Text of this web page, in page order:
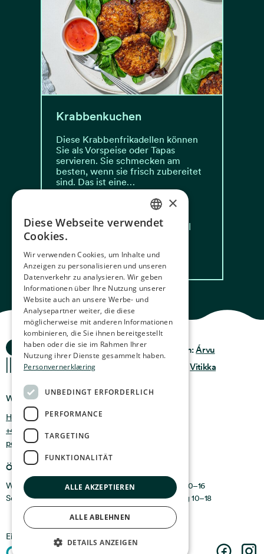
Krabbenkuchen
Diese Krabbenfrikadellen können
Sie als Vorspeise oder Tapas
servieren. Sie schmecken am
besten, wenn sie frisch zubereitet
sind. Das ist eine…
Tidsbruk: 40 min
Vanskelighetsgrad: Mittel
Les oppskrift
Ocean Stories
Wo findet man uns
Holmen 4b, 9750 Honningsvåg, Norwegen
+47 47 99 00 95
post@oceanstories.no
Öffnungszeiten
Wintersaison 1. Nov. – 30. Apr.: Montag – Sonntag 10–16
Sommerseizoen 1. Mai – 31. Okt.: Montag – Sonntag 10–18
Datenschutz &
Richtlinie
Nutzungsbedingungen
Design:Árvu
Code:Vitikka
Ein Teil von Cermaq
NORWEGIAN
GERMAN
FRENCH
SPANISH
FINNISH
CHINESE (TRADITIONAL)
×
Diese Webseite verwendet
Cookies.
Wir verwenden Cookies, um Inhalte und
Anzeigen zu personalisieren und unseren
Datenverkehr zu analysieren. Wir geben
Informationen über Ihre Nutzung unserer
Website auch an unsere Werbe- und
Analysepartner weiter, die diese
möglicherweise mit anderen Informationen
kombinieren, die Sie ihnen bereitgestellt
haben oder die sie im Rahmen Ihrer
Nutzung ihrer Dienste gesammelt haben.
Personvernerklæring
UNBEDINGT ERFORDERLICH
PERFORMANCE
TARGETING
FUNKTIONALITÄT
ALLE AKZEPTIEREN
ALLE ABLEHNEN
DETAILS ANZEIGEN